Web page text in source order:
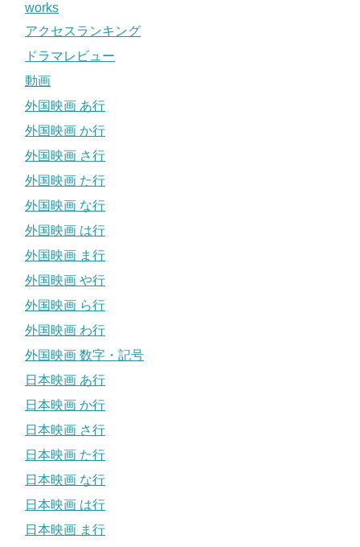
works
アクセスランキング
ドラマレビュー
動画
外国映画 あ行
外国映画 か行
外国映画 さ行
外国映画 た行
外国映画 な行
外国映画 は行
外国映画 ま行
外国映画 や行
外国映画 ら行
外国映画 わ行
外国映画 数字・記号
日本映画 あ行
日本映画 か行
日本映画 さ行
日本映画 た行
日本映画 な行
日本映画 は行
日本映画 ま行